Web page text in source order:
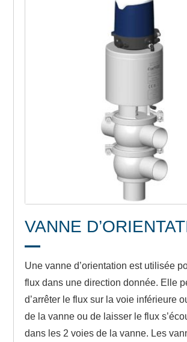
VANNE
Une vanne d’orientation est utilisée
flux dans une direction donnée. Elle
d’arrêter le flux sur la voie inférieure
de la vanne ou de laisser le flux
dans les 2 voies de la vanne. Les